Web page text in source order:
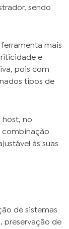
sendo
ferramenta mais
e
pois com
tipos de
host, no
combinação
às suas
de sistemas
preservação de